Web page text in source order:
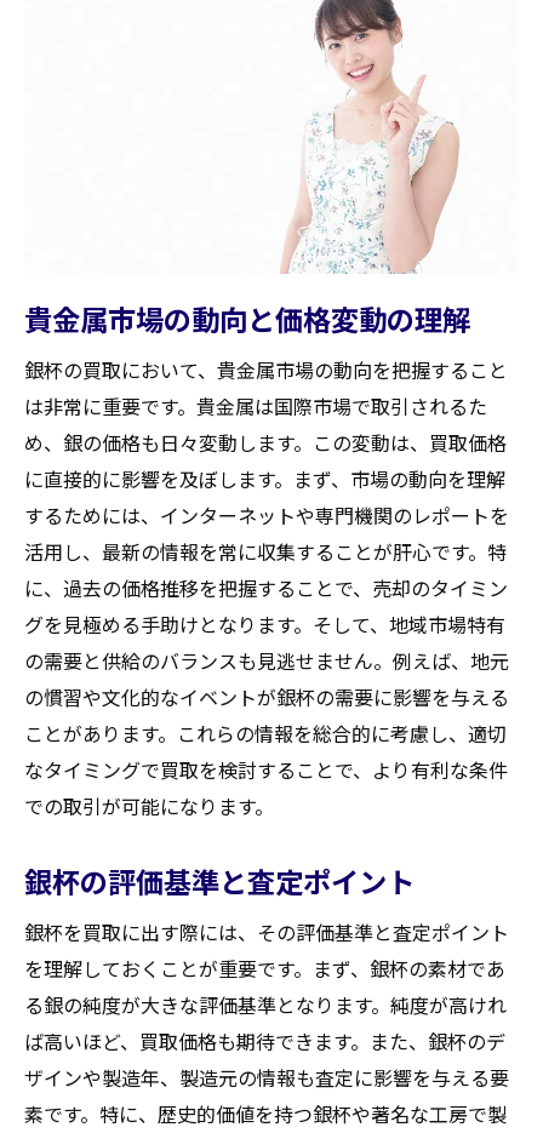
貴金属市場の動向と価格変動の理解
銀杯の買取において、貴金属市場の動向を把握すること
は非常に重要です。貴金属は国際市場で取引されるた
め、銀の価格も日々変動します。この変動は、買取価格
に直接的に影響を及ぼします。まず、市場の動向を理解
するためには、インターネットや専門機関のレポートを
活用し、最新の情報を常に収集することが肝心です。特
に、過去の価格推移を把握することで、売却のタイミン
グを見極める手助けとなります。そして、地域市場特有
の需要と供給のバランスも見逃せません。例えば、地元
の慣習や文化的なイベントが銀杯の需要に影響を与える
ことがあります。これらの情報を総合的に考慮し、適切
なタイミングで買取を検討することで、より有利な条件
での取引が可能になります。
銀杯の評価基準と査定ポイント
銀杯を買取に出す際には、その評価基準と査定ポイント
を理解しておくことが重要です。まず、銀杯の素材であ
る銀の純度が大きな評価基準となります。純度が高けれ
ば高いほど、買取価格も期待できます。また、銀杯のデ
ザインや製造年、製造元の情報も査定に影響を与える要
素です。特に、歴史的価値を持つ銀杯や著名な工房で製